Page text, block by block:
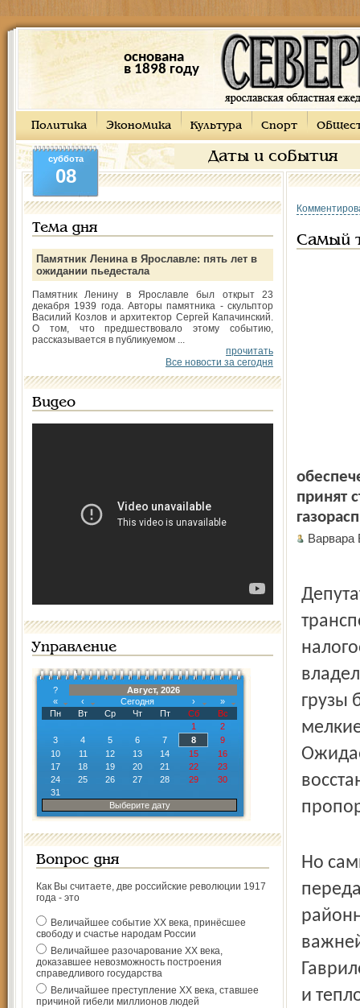
основана
в 1898 году
Политика Экономика Культура Спорт
Даты и события
суббота
08
Тема дня
Памятник Ленина в Ярославле: пять лет в
ожидании пьедестала
Памятник Ленину в Ярославле был открыт 23
декабря 1939 года. Авторы памятника - скульптор
Василий Козлов и архитектор Сергей Капачинский.
О том, что предшествовало этому событию,
рассказывается в публикуемом ...
прочитать
Все новости за сегодня
Видео
Управление
?
Август, 2026
«
‹ Сегодня ›
»
Пн
Вт Ср Чт Пт Сб
Вс
1
2
3
4 5 6 7 8
9
10
11 12 13 14 15
16
17
18 19 20 21 22
23
24
25 26 27 28 29
30
31
Выберите дату
Вопрос дня
Как Вы считаете, две российские революции 1917
года - это
Величайшее событие ХХ века, принёсшее
свободу и счастье народам России
Величайшее разочарование ХХ века,
доказавшее невозможность построения
справедливого государства
Величайшее преступление ХХ века, ставшее
причиной гибели миллионов людей
Самый
принят
грузы
Но
и